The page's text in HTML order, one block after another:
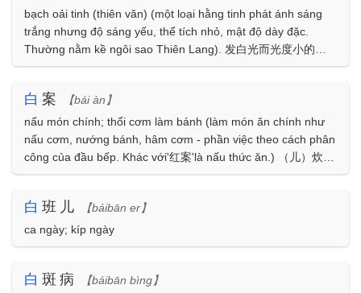
bạch oải tinh (thiên văn) (một loại hằng tinh phát ánh sáng
trắng nhưng độ sáng yếu, thể tích nhỏ, mật độ dày đặc.
Thường nằm kề ngôi sao Thiên Lang). 发白光而光度小的一
种恒星，体积很小，密度很大
白 案
【bái àn】
nấu món chính; thổi cơm làm bánh (làm món ăn chính như
nấu cơm, nướng bánh, hâm cơm - phần việc theo cách phân
công của đầu bếp. Khác với'红案'là nấu thức ăn.) （儿）炊事
人员分工上指做主食（如煮饭、烙饼、蒸馒头等）的 工作（区
白 班儿
【báibān er】
ca ngày; kíp ngày
白 斑病
【báibān bìng】